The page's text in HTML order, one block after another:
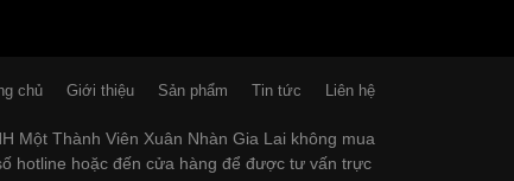
chủ Giới thiệu Sản phẩm Tin tức Liên hệ
Một Thành Viên Xuân Nhàn Gia Lai không mua
hotline hoặc đến cửa hàng để được tư vấn trực